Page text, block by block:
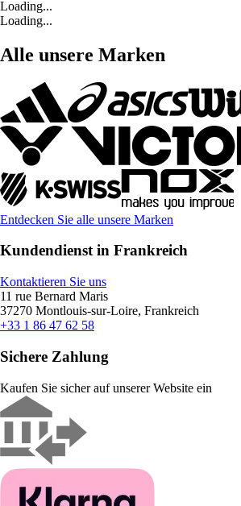
Loading...
Loading...
Alle unsere Marken
Entdecken Sie alle unsere Marken
Kundendienst in Frankreich
Kontaktieren Sie uns
11 rue Bernard Maris
37270 Montlouis-sur-Loire, Frankreich
+33 1 86 47 62 58
Sichere Zahlung
Kaufen Sie sicher auf unserer Website ein